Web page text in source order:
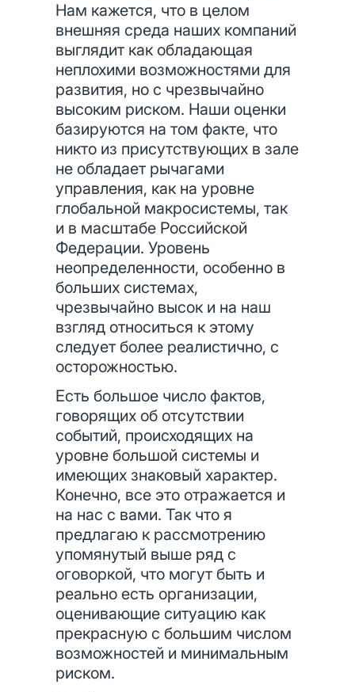
Нам кажется, что в целом
внешняя среда наших компаний
выглядит как обладающая
неплохими возможностями для
развития, но с чрезвычайно
высоким риском. Наши оценки
базируются на том факте, что
никто из присутствующих в зале
не обладает рычагами
управления, как на уровне
глобальной макросистемы, так
и в масштабе Российской
Федерации. Уровень
неопределенности, особенно в
больших системах,
чрезвычайно высок и на наш
взгляд относиться к этому
следует более реалистично, с
осторожностью.
Есть большое число фактов,
говорящих об отсутствии
событий, происходящих на
уровне большой системы и
имеющих знаковый характер.
Конечно, все это отражается и
на нас с вами. Так что я
предлагаю к рассмотрению
упомянутый выше ряд с
оговоркой, что могут быть и
реально есть организации,
оценивающие ситуацию как
прекрасную с большим числом
возможностей и минимальным
риском.